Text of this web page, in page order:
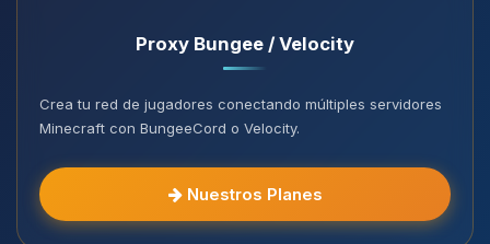
Proxy Bungee / Velocity
Crea tu red de jugadores conectando múltiples servidores
Minecraft con BungeeCord o Velocity.
Nuestros Planes